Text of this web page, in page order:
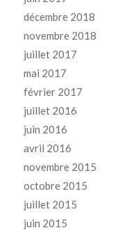
décembre 2018
novembre 2018
juillet 2017
mai 2017
février 2017
juillet 2016
juin 2016
avril 2016
novembre 2015
octobre 2015
juillet 2015
juin 2015